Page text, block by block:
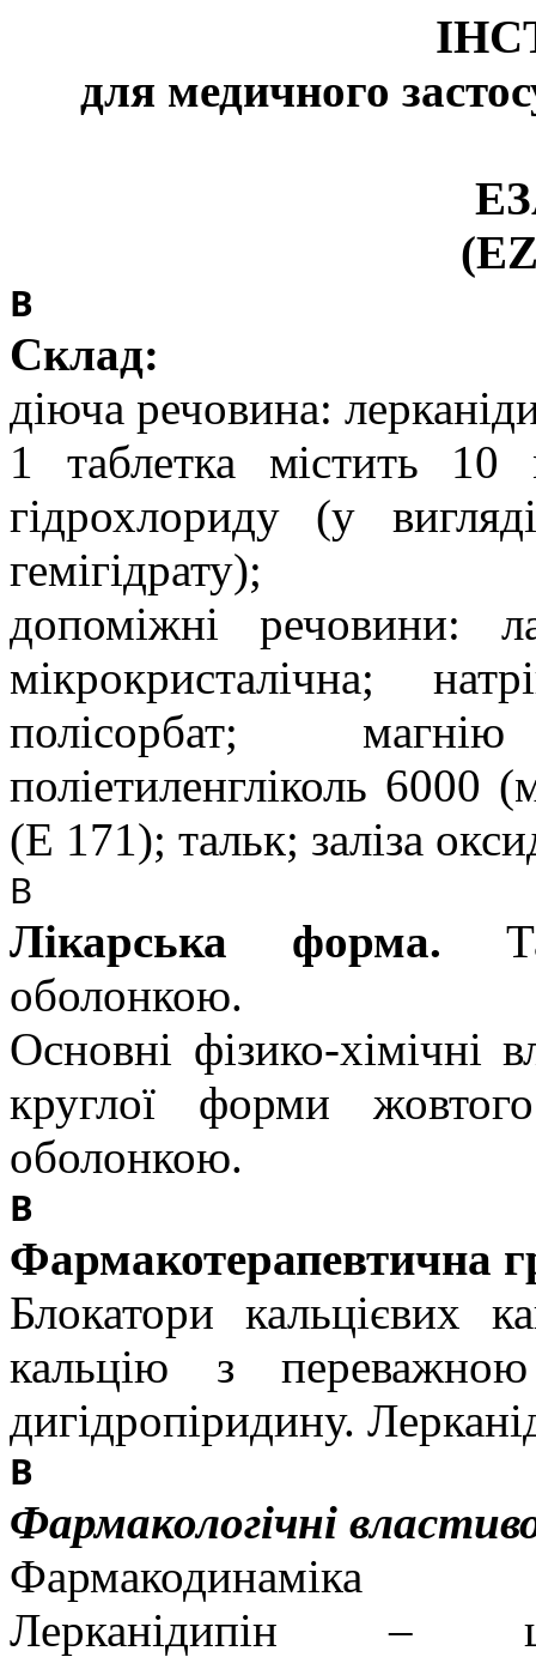
для медичного
В
Склад:
діюча речовина:
1 таблетка містить 10
гідрохлориду (у
гемігідрату);
допоміжні речовини:
мікрокристалічна;
полісорбат;
поліетиленгліколь 6000
(Е 171); тальк; заліза
В
Лікарська форма.
оболонкою.
Основні фізико-хімічні
круглої форми
оболонкою.
В
Фармакотерапевтична
Блокатори кальцієвих
кальцію з
дигідропіридину.
В
Фармакологiчнi
Фармакодинаміка
Лерканідипін –